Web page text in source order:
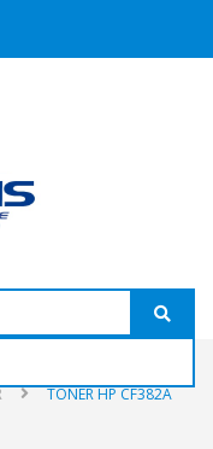
TONER HP CF382A